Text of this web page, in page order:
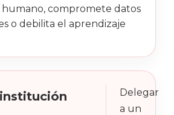
compromete datos
o debilita el aprendizaje
Delegar
a un